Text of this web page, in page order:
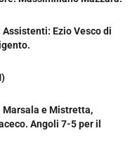
Ezio Vesco di
Marsala e Mistretta,
Angoli 7-5 per il